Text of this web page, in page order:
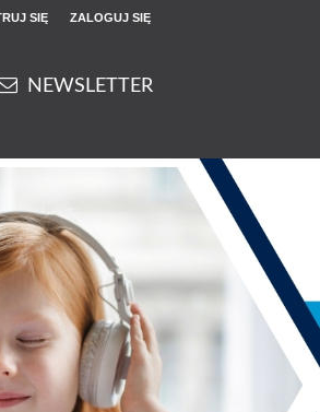
SIĘ ZALOGUJ SIĘ
14 50
NEWSLETTER